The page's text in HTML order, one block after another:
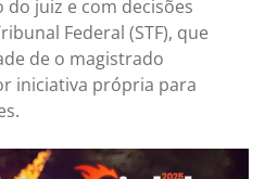
juiz e com decisões
Federal (STF), que
de o magistrado
iniciativa própria para